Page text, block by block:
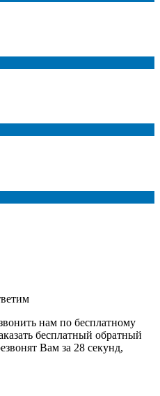
нам по бесплатному
бесплатный обратный
Вам за 28 секунд,